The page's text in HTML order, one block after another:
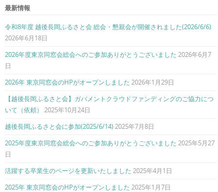
最新情報
令和8年度 越後長岡ふるさと会 総会・懇親会が開催されました(2026/6/6)
2026年6月18日
2026年度東京同窓会総会へのご参加ありがとうございました 2026年6月7
日
2026年 東京同窓会のHPがオープンしました 2026年1月29日
【越後長岡ふるさと会】ガバメントクラウドファンディングのご協力につ
いて（依頼）
2025年10月24日
越後長岡ふるさと会に参加(2025/6/14)2025年7月8日
2025年度東京同窓会総会へのご参加ありがとうございました 2025年5月27
日
活躍する卒業生のページを更新いたしました 2025年4月1日
2025年 東京同窓会のHPがオープンしました 2025年1月7日